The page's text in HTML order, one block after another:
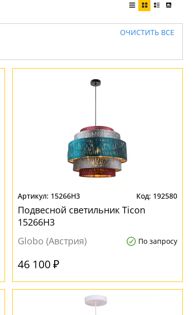
ОЧИСТИТЬ ВСЕ
15266H3 192580
Подвесной светильник Ticon
15266H3
Globo (Австрия)
По запросу
46 100 ₽